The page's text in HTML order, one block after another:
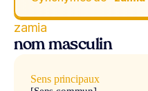
zamia
nom masculin
Sens principaux